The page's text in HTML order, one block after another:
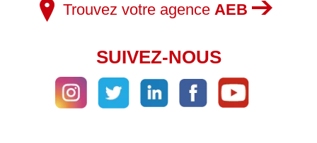
Trouvez votre agence AEB
SUIVEZ-NOUS